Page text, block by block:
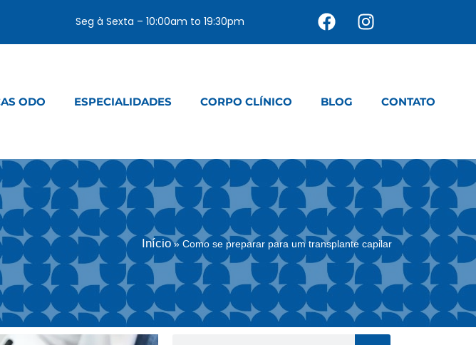
Seg à Sexta – 10:00am to 19:30pm
ODO ESPECIALIDADES CORPO CLÍNICO BLOG CONTATO
Início» Como se preparar para um transplante capilar